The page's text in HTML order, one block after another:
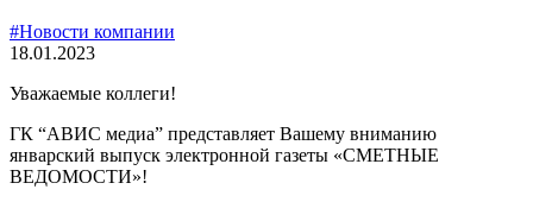
#Новости компании
18.01.2023
Уважаемые коллеги!
ГК “АВИС медиа” представляет Вашему вниманию
январский выпуск электронной газеты «СМЕТНЫЕ
ВЕДОМОСТИ»!